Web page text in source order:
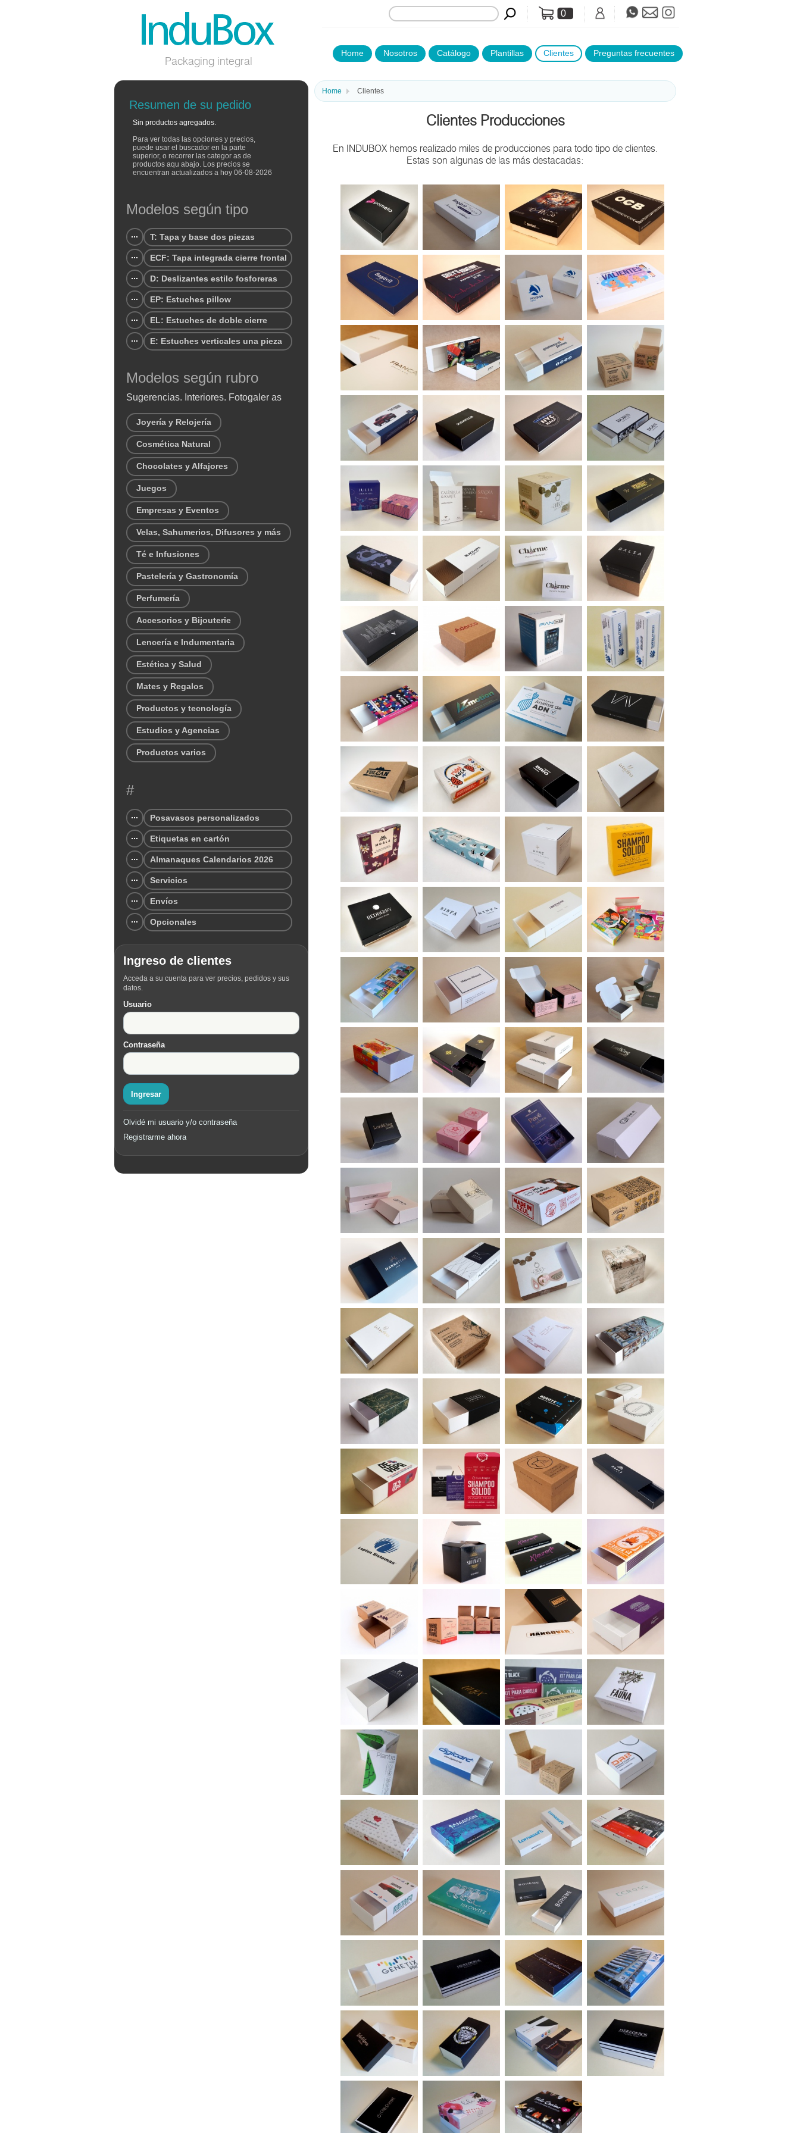
Packaging integral
0
Home Nosotros Catálogo Plantillas Clientes Preguntas frecuentes
Resumen de su pedido
Sin productos agregados.
Para ver todas las opciones y precios,
puede usar el buscador en la parte
superior, o recorrer las categor as de
productos aqu abajo. Los precios se
encuentran actualizados a hoy 06-08-2026
Modelos según tipo
T: Tapa y base dos piezas
ECF: Tapa integrada cierre frontal
D: Deslizantes estilo fosforeras
EP: Estuches pillow
EL: Estuches de doble cierre
E: Estuches verticales una pieza
Modelos según rubro
Sugerencias. Interiores. Fotogaler as
Joyería y Relojería
Cosmética Natural
Chocolates y Alfajores
Juegos
Empresas y Eventos
Velas, Sahumerios, Difusores y más
Té e Infusiones
Pastelería y Gastronomía
Perfumería
Accesorios y Bijouterie
Lencería e Indumentaria
Estética y Salud
Mates y Regalos
Productos y tecnología
Estudios y Agencias
Productos varios
#
Posavasos personalizados
Etiquetas en cartón
Almanaques Calendarios 2026
Servicios
Envíos
Opcionales
Ingreso de clientes
Acceda a su cuenta para ver precios, pedidos y sus
datos.
Usuario
Contraseña
Ingresar
Olvidé mi usuario y/o contraseña
Registrarme ahora
Home Clientes
Clientes Producciones
En INDUBOX hemos realizado miles de producciones para todo tipo de clientes.
Estas son algunas de las más destacadas: